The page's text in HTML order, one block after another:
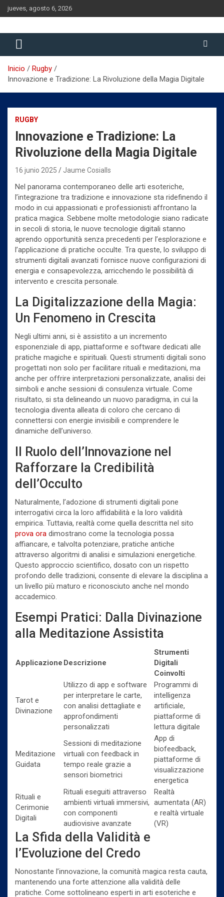
Saltar
al
jueves, agosto 6, 2026
Historia del Rugby Club Sitges
Inicio
Rugby
Innovazione e Tradizione: La Rivoluzione della Magia Digitale
RUGBY
Innovazione e Tradizione: La
Rivoluzione della Magia Digitale
16 junio 2025 Jaume Cosialls
Nel panorama contemporaneo delle arti esoteriche,
l’integrazione tra tradizione e innovazione sta ridefinendo il
modo in cui appassionati e professionisti affrontano la
pratica magica. Sebbene molte metodologie siano radicate
in secoli di storia, le nuove tecnologie digitali stanno
aprendo opportunità senza precedenti per l’esplorazione e
l’applicazione di pratiche occulte. Tra queste, lo sviluppo di
strumenti digitali avanzati fornisce nuove configurazioni di
energia e consapevolezza, arricchendo le possibilità di
intervento e crescita personale.
La Digitalizzazione della Magia:
Un Fenomeno in Crescita
Negli ultimi anni, si è assistito a un incremento
esponenziale di app, piattaforme e software dedicati alle
pratiche magiche e spirituali. Questi strumenti digitali sono
progettati non solo per facilitare rituali e meditazioni, ma
anche per offrire interpretazioni personalizzate, analisi dei
simboli e anche sessioni di consulenza virtuale. Come
risultato, si sta delineando un nuovo paradigma, in cui la
tecnologia diventa alleata di coloro che cercano di
connettersi con energie invisibili e comprendere le
dinamiche dell’universo.
Il Ruolo dell’Innovazione nel
Rafforzare la Credibilità
dell’Occulto
Naturalmente, l’adozione di strumenti digitali pone
interrogativi circa la loro affidabilità e la loro validità
empirica. Tuttavia, realtà come quella descritta nel sito
prova ora dimostrano come la tecnologia possa
affiancare, e talvolta potenziare, pratiche antiche
attraverso algoritmi di analisi e simulazioni energetiche.
Questo approccio scientifico, dosato con un rispetto
profondo delle tradizioni, consente di elevare la disciplina a
un livello più maturo e riconosciuto anche nel mondo
accademico.
Esempi Pratici: Dalla Divinazione
alla Meditazione Assistita
Applicazione Descrizione
Strumenti
Digitali
Coinvolti
Tarot e
Divinazione
Utilizzo di app e software
per interpretare le carte,
con analisi dettagliate e
approfondimenti
personalizzati
Programmi di
intelligenza
artificiale,
piattaforme di
lettura digitale
Meditazione
Guidata
Sessioni di meditazione
virtuali con feedback in
tempo reale grazie a
sensori biometrici
App di
biofeedback,
piattaforme di
visualizzazione
energetica
Rituali e
Cerimonie
Digitali
Rituali eseguiti attraverso
ambienti virtuali immersivi,
con componenti
audiovisive avanzate
Realtà
aumentata (AR)
e realtà virtuale
(VR)
La Sfida della Validità e
l’Evoluzione del Credo
Nonostante l’innovazione, la comunità magica resta cauta,
mantenendo una forte attenzione alla validità delle
pratiche. Come sottolineano esperti in arti esoteriche e